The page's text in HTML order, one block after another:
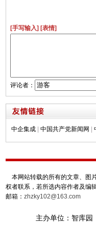
[手写输入] [表情]
评论者：
中企集成 中国共产党新闻网
本网站转载的所有的文章、图
权者联系，若所选内容作者及编
邮箱： zhzky102@163.com
主办单位：智库